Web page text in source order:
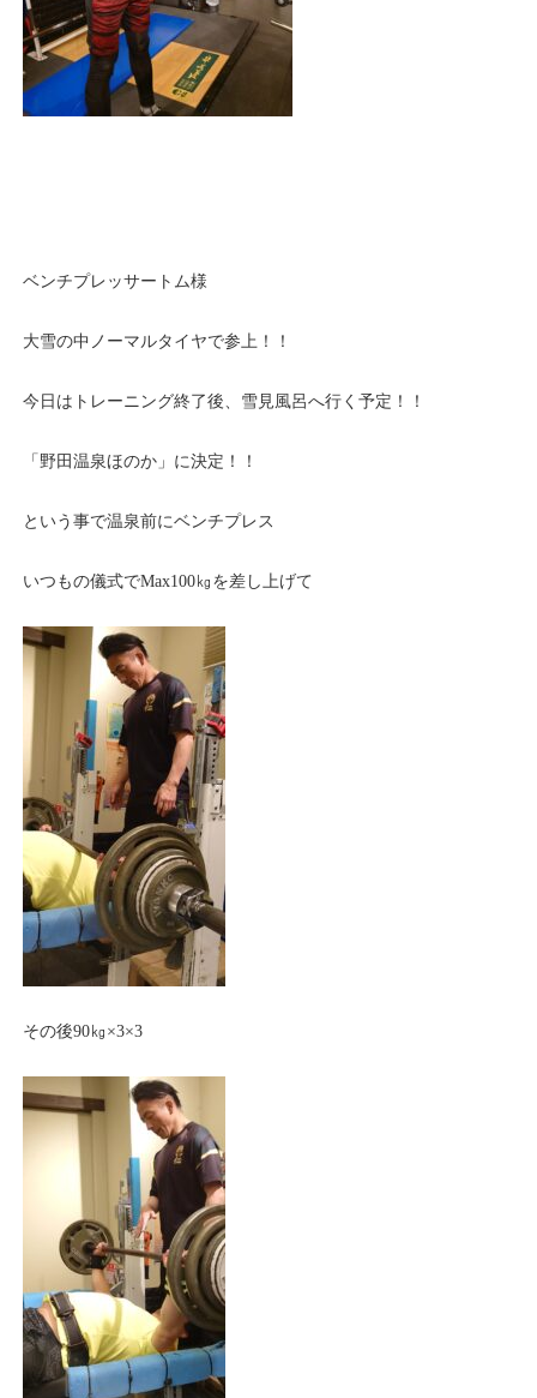
ベンチプレッサートム様
大雪の中ノーマルタイヤで参上！！
今日はトレーニング終了後、雪見風呂へ行く予定！！
「野田温泉ほのか」に決定！！
という事で温泉前にベンチプレス
いつもの儀式でMax100㎏を差し上げて
その後90㎏×3×3